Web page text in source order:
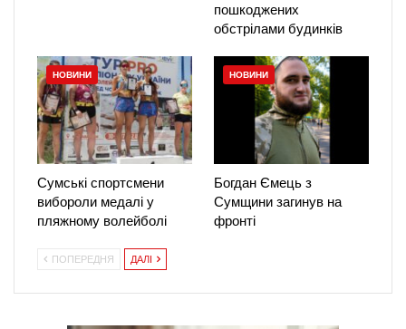
пошкоджених
обстрілами будинків
НОВИНИ
Сумські спортсмени
вибороли медалі у
пляжному волейболі
НОВИНИ
Богдан Ємець з
Сумщини загинув на
фронті
ПОПЕРЕДНЯ ДАЛІ